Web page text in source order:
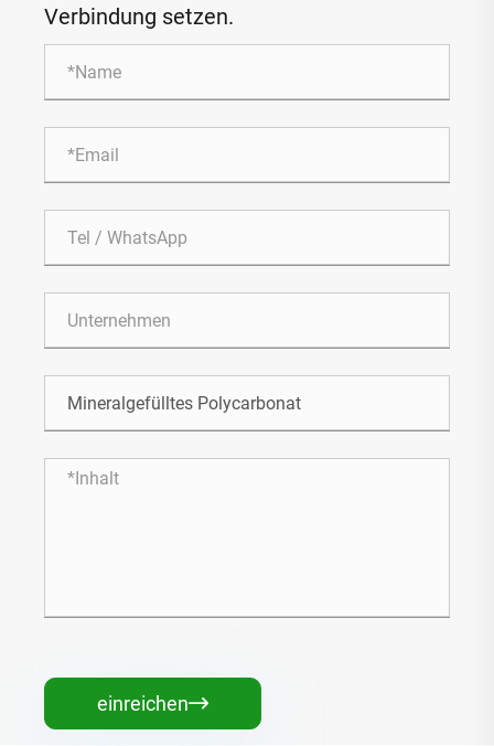
Verbindung setzen.
einreichen